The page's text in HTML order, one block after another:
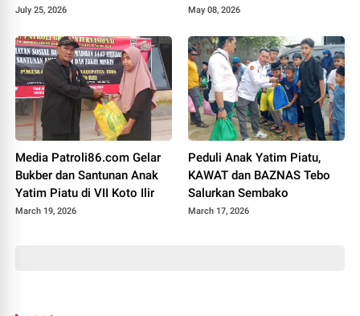
Tidak Hormat, Pemkab Tebo
July 25, 2026
Kamtibmas
May 08, 2026
Media Patroli86.com Gelar
Bukber dan Santunan Anak
Yatim Piatu di VII Koto Ilir
March 19, 2026
Peduli Anak Yatim Piatu,
KAWAT dan BAZNAS Tebo
Salurkan Sembako
March 17, 2026